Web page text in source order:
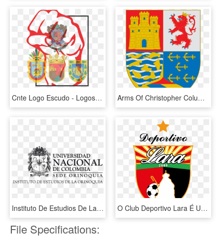
Cnte Logo Escudo - Logos De La Cnte, HD Png Download Arms Of Christopher Columbus - Christopher Columbus Coat Of Arms Meaning, HD Png Download
Instituto De Estudios De La Orinoquia Escudo Lateral - National University Of Colombia, HD Png Download O Club Deportivo Lara É Um Clube De Futebol Da Venezuela - Escudo De Deportivo Lara Para Dream League Soccer, HD Png Download
File Specifications: